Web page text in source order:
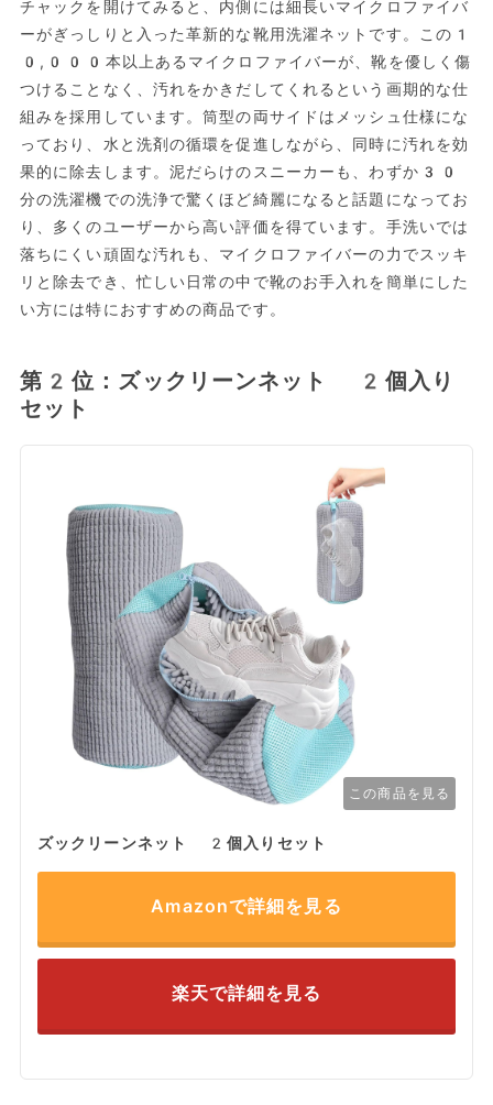
チャックを開けてみると、内側には細長いマイクロファイバ
ーがぎっしりと入った革新的な靴用洗濯ネットです。この1
0,000本以上あるマイクロファイバーが、靴を優しく傷
つけることなく、汚れをかきだしてくれるという画期的な仕
組みを採用しています。筒型の両サイドはメッシュ仕様にな
っており、水と洗剤の循環を促進しながら、同時に汚れを効
果的に除去します。泥だらけのスニーカーも、わずか30
分の洗濯機での洗浄で驚くほど綺麗になると話題になってお
り、多くのユーザーから高い評価を得ています。手洗いでは
落ちにくい頑固な汚れも、マイクロファイバーの力でスッキ
リと除去でき、忙しい日常の中で靴のお手入れを簡単にした
い方には特におすすめの商品です。
第2位：ズックリーンネット 2個入り
セット
この商品を見る
ズックリーンネット 2個入りセット
Amazonで詳細を見る
楽天で詳細を見る